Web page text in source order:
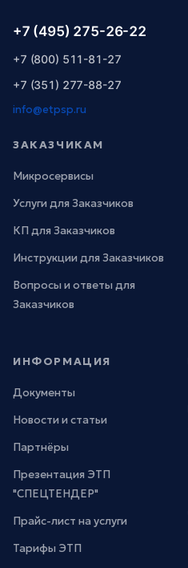
+7 (495) 275-26-22
+7 (800) 511-81-27
+7 (351) 277-88-27
info@etpsp.ru
ЗАКАЗЧИКАМ
Микросервисы
Услуги для Заказчиков
КП для Заказчиков
Инструкции для Заказчиков
Вопросы и ответы для
Заказчиков
ИНФОРМАЦИЯ
Документы
Новости и статьи
Партнёры
Презентация ЭТП
"СПЕЦТЕНДЕР"
Прайс-лист на услуги
Тарифы ЭТП